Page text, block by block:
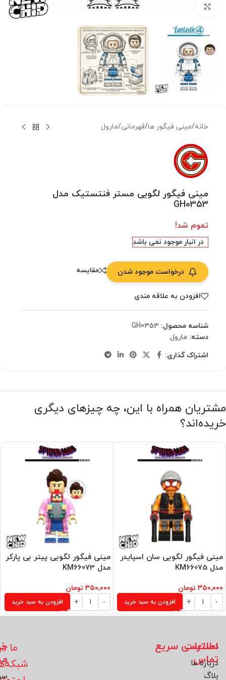
خانه/مینی فیگور ها/قهرمانی/مارول
مینی فیگور لگویی مستر فنتستیک مدل
GH0353
تموم شد!
در انبار موجود نمی باشد
درخواست موجود شدن مقایسه
افزودن به علاقه مندی
شناسه محصول: GH0353
دسته: مارول
اشتراک گذاری:
مشتریان همراه با این، چه چیزهای دیگری
خریده‌اند؟
مینی فیگور لگویی سان اسپایدر
مدل KM66075
۳۵۰,۰۰۰ تومان
افزودن به سبد خرید
مینی فیگور لگویی پیتر بی پارکر
مدل KM66073
۳۵۰,۰۰۰ تومان
افزودن به سبد خرید
اطلاعات
تماس
دسترسی سریع
درباره ما
بلاگ
ما